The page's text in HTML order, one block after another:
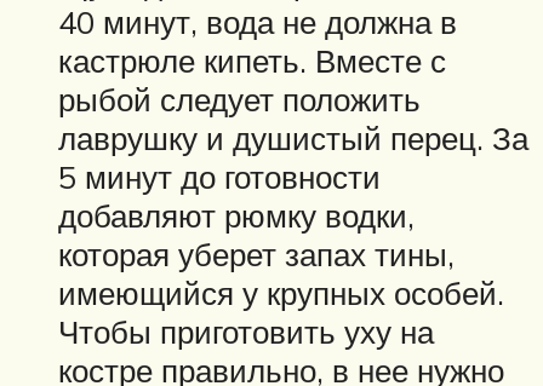
40 минут, вода не должна в
кастрюле кипеть. Вместе с
рыбой следует положить
лаврушку и душистый перец. За
5 минут до готовности
добавляют рюмку водки,
которая уберет запах тины,
имеющийся у крупных особей.
Чтобы приготовить уху на
костре правильно, в нее нужно